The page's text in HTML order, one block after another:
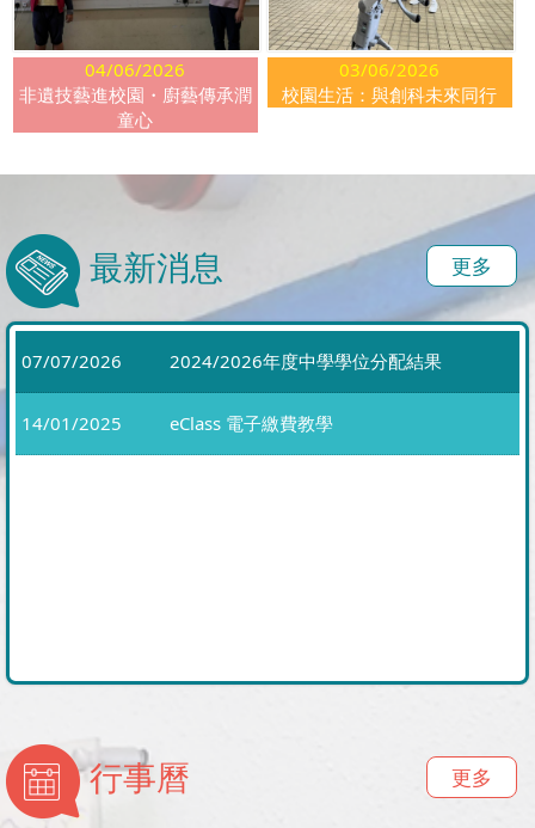
04/06/2026
非遺技藝進校園・廚藝傳承潤
童心
03/06/2026
校園生活：與創科未來同行
更多
最新消息
07/07/2026 2024/2026年度中學學位分配結果
14/01/2025 eClass 電子繳費教學
更多
行事曆